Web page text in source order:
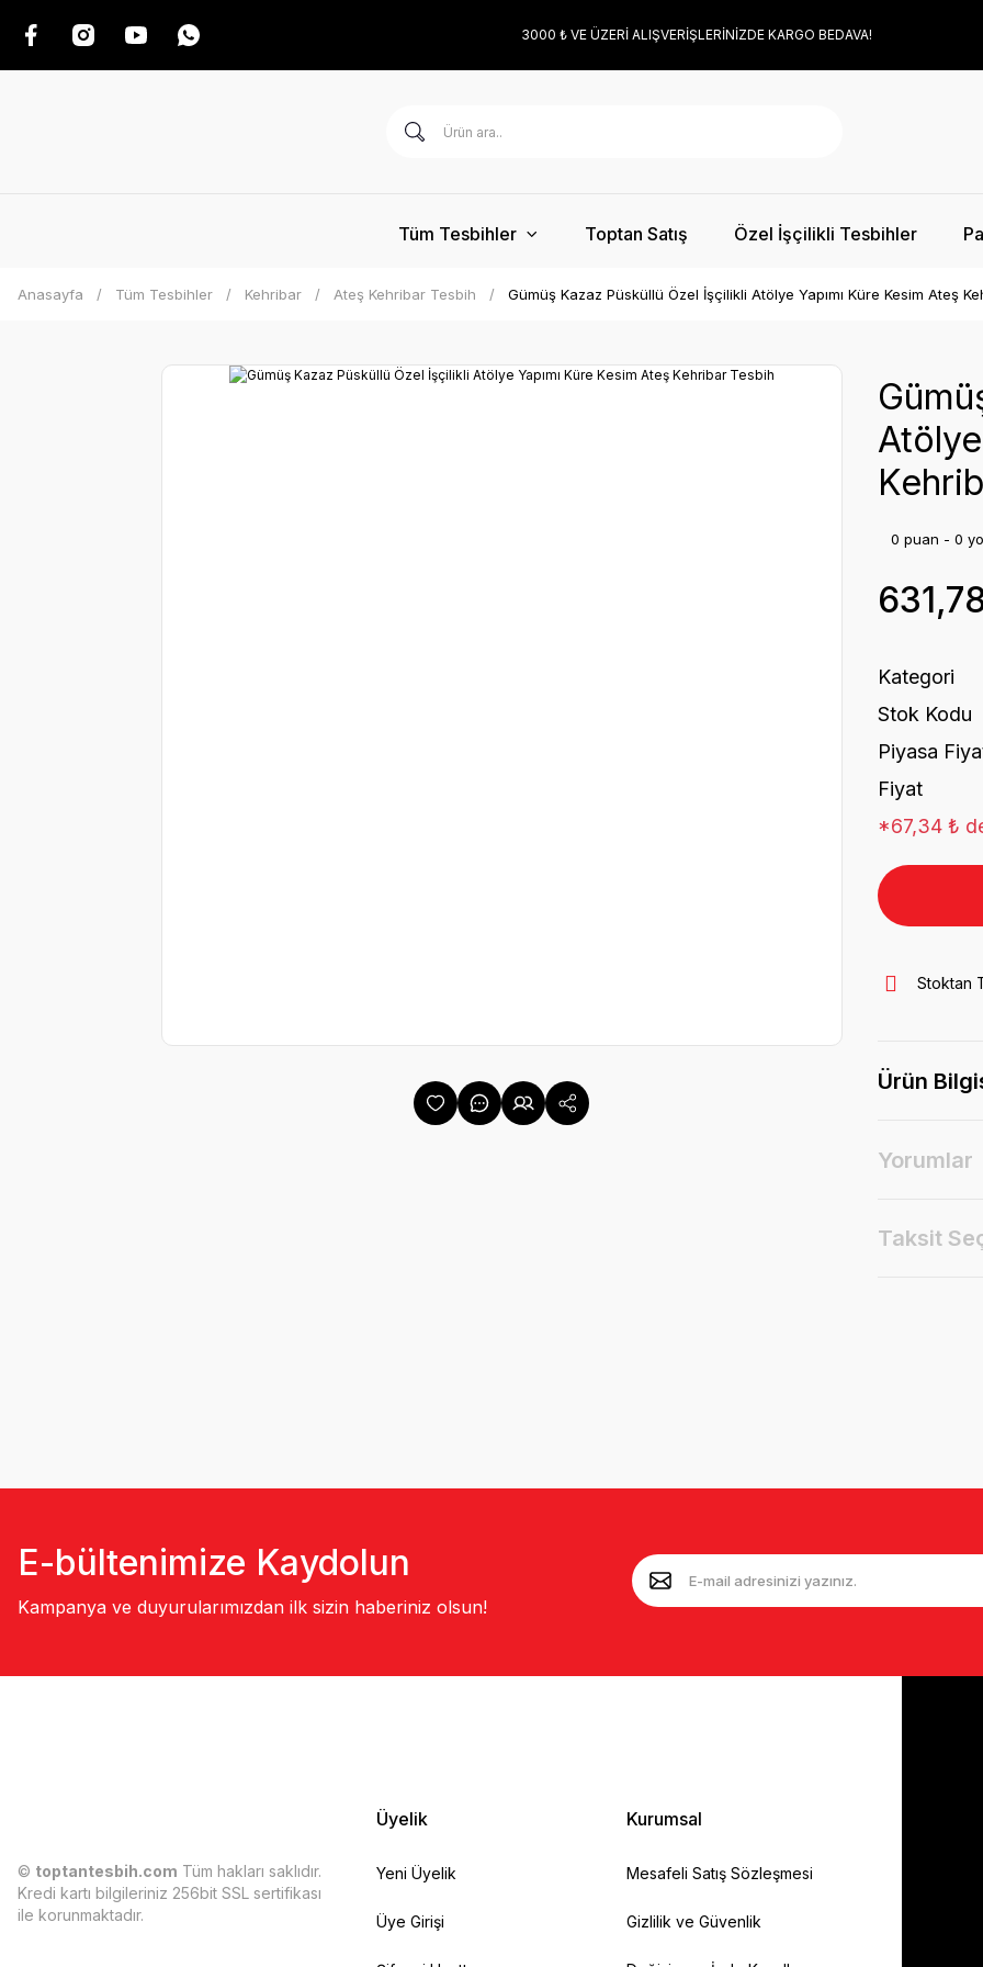
3000 ₺ VE ÜZERİ ALIŞVERİŞLERİNİZDE KARGO BEDAVA!
Tüm Tesbihler Toptan Satış Özel İşçilikli Tesbihler
Anasayfa Tüm Tesbihler Kehribar Ateş Kehribar Tesbih Gümüş Kazaz Püsküllü Özel İşçilikli Atölye Yapımı Küre Kesim Ateş
0 puan - 0
Kategori
Stok Kodu
Piyasa
Fiyat
*67,34 ₺
Stoktan
Ürün
Yorumlar
Taksit
E-bültenimize Kaydolun
Kampanya ve duyurularımızdan ilk sizin haberiniz olsun!
© toptantesbih.com Tüm hakları saklıdır.
Kredi kartı bilgileriniz 256bit SSL sertifikası
ile korunmaktadır.
Üyelik
Yeni Üyelik
Üye Girişi
Kurumsal
Mesafeli Satış Sözleşmesi
Gizlilik ve Güvenlik